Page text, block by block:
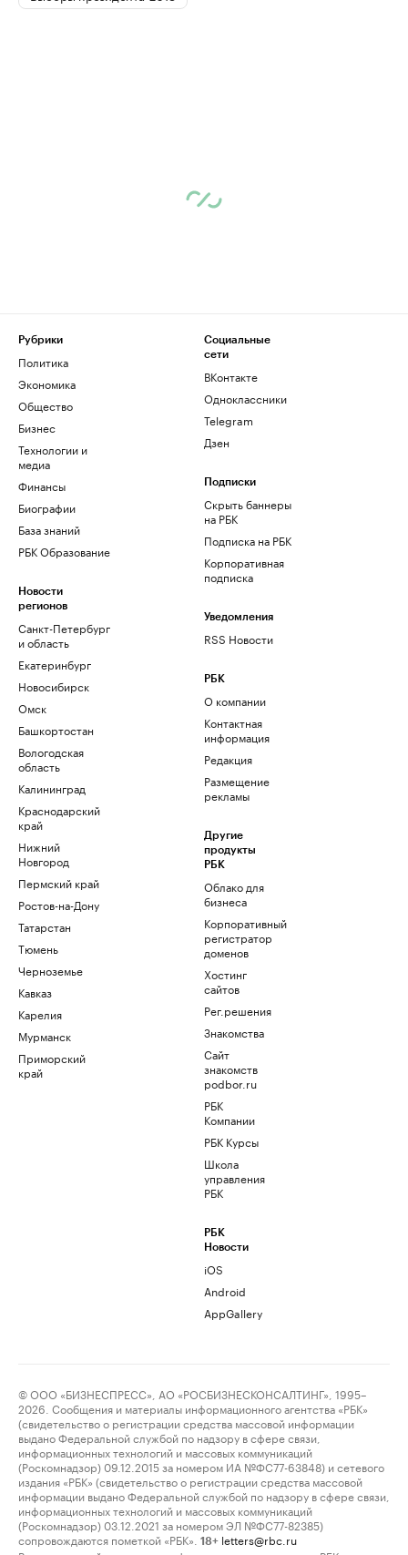
Рубрики
Политика
Экономика
Общество
Бизнес
Технологии и
медиа
Финансы
Биографии
База знаний
РБК Образование
Новости
регионов
Санкт-Петербург
и область
Екатеринбург
Новосибирск
Омск
Башкортостан
Вологодская
область
Калининград
Краснодарский
край
Нижний
Новгород
Пермский край
Ростов-на-Дону
Татарстан
Тюмень
Черноземье
Кавказ
Карелия
Мурманск
Приморский
край
Социальные
сети
ВКонтакте
Одноклассники
Telegram
Дзен
Подписки
Скрыть баннеры
на РБК
Подписка на РБК
Корпоративная
подписка
Уведомления
RSS Новости
РБК
О компании
Контактная
информация
Редакция
Размещение
рекламы
Другие
продукты
РБК
Облако для
бизнеса
Корпоративный
регистратор
доменов
Хостинг
сайтов
Рег.решения
Знакомства
Сайт
знакомств
podbor.ru
РБК
Компании
РБК Курсы
Школа
управления
РБК
РБК
Новости
iOS
Android
AppGallery
© ООО «БИЗНЕСПРЕСС», АО «РОСБИЗНЕСКОНСАЛТИНГ», 1995–
2026. Сообщения и материалы информационного агентства «РБК»
(свидетельство о регистрации средства массовой информации
выдано Федеральной службой по надзору в сфере связи,
информационных технологий и массовых коммуникаций
(Роскомнадзор) 09.12.2015 за номером ИА №ФС77-63848) и сетевого
издания «РБК» (свидетельство о регистрации средства массовой
информации выдано Федеральной службой по надзору в сфере связи,
информационных технологий и массовых коммуникаций
(Роскомнадзор) 03.12.2021 за номером ЭЛ №ФС77-82385)
сопровождаются пометкой «РБК».
18+ letters@rbc.ru